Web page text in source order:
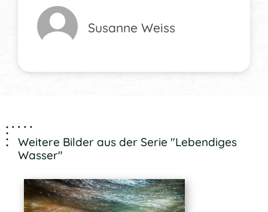
Susanne Weiss
Weitere Bilder aus der Serie "Lebendiges
Wasser"